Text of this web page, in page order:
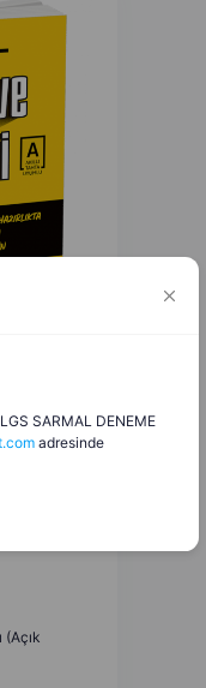
(Açık
SARMAL DENEME
adresinde